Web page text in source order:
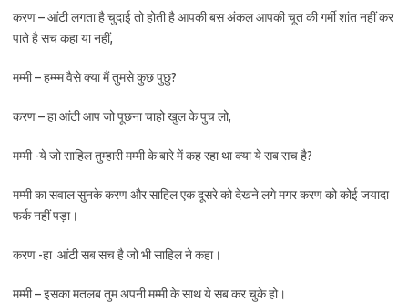
करण – आंटी लगता है चुदाई तो होती है आपकी बस अंकल आपकी चूत की गर्मी शांत नहीं कर
पाते है सच कहा या नहीं,
मम्मी – हम्म्म वैसे क्या मैं तुमसे कुछ पुछु?
करण – हा आंटी आप जो पूछना चाहो खुल के पुच लो,
मम्मी -ये जो साहिल तुम्हारी मम्मी के बारे में कह रहा था क्या ये सब सच है?
मम्मी का सवाल सुनके करण और साहिल एक दूसरे को देखने लगे मगर करण को कोई जयादा
फर्क नहीं पड़ा।
करण -हा आंटी सब सच है जो भी साहिल ने कहा।
मम्मी – इसका मतलब तुम अपनी मम्मी के साथ ये सब कर चुके हो।